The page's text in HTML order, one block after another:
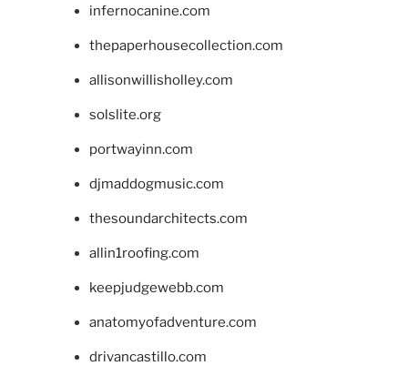
infernocanine.com
thepaperhousecollection.com
allisonwillisholley.com
solslite.org
portwayinn.com
djmaddogmusic.com
thesoundarchitects.com
allin1roofing.com
keepjudgewebb.com
anatomyofadventure.com
drivancastillo.com